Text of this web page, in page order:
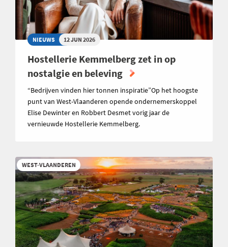
NIEUWS 12 JUN 2026
Hostellerie Kemmelberg zet in op
nostalgie en beleving
“Bedrijven vinden hier tonnen inspiratie”Op het hoogste
punt van West-Vlaanderen opende ondernemerskoppel
Elise Dewinter en Robbert Desmet vorig jaar de
vernieuwde Hostellerie Kemmelberg.
WEST-VLAANDEREN